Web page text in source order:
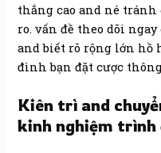
thắng cao and né
ro. vấn đề theo dõi ngay
and biết rõ rộng lớn hồ
đình bạn đặt cược
Kiên trì and
kinh nghiệm trình